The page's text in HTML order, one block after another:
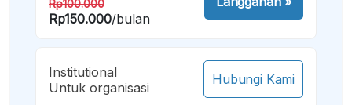
Rp100.000
Rp150.000/bulan
Institutional
Untuk organisasi
Hubungi Kami